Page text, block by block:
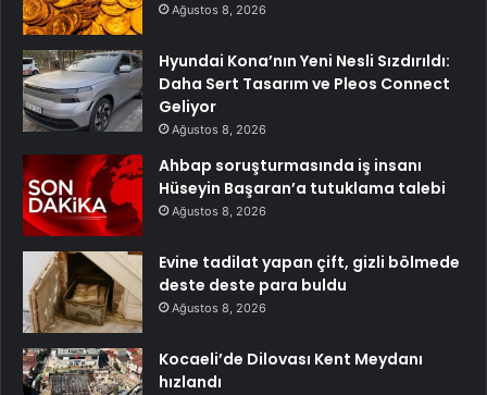
Ağustos 8, 2026
Hyundai Kona’nın Yeni Nesli Sızdırıldı:
Daha Sert Tasarım ve Pleos Connect
Geliyor
Ağustos 8, 2026
Ahbap soruşturmasında iş insanı
Hüseyin Başaran’a tutuklama talebi
Ağustos 8, 2026
Evine tadilat yapan çift, gizli bölmede
deste deste para buldu
Ağustos 8, 2026
Kocaeli’de Dilovası Kent Meydanı
hızlandı